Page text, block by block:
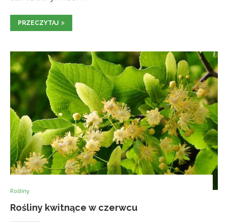
PRZECZYTAJ
Rośliny
Rośliny kwitnące w czerwcu